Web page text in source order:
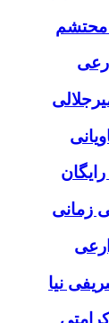
محتشم
زمانی
نیا